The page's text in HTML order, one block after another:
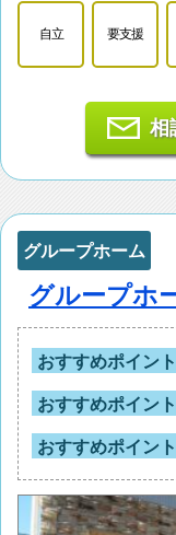
自立 要支援
相
グループホーム
グループホ
おすすめポイン
おすすめポイン
おすすめポイン